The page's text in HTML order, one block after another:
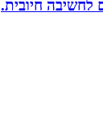
לחשיבה חיובית.